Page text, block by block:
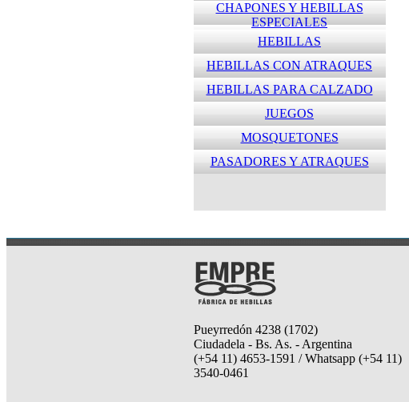
CHAPONES Y HEBILLAS
ESPECIALES
HEBILLAS
HEBILLAS CON ATRAQUES
HEBILLAS PARA CALZADO
JUEGOS
MOSQUETONES
PASADORES Y ATRAQUES
Pueyrredón 4238 (1702)
Ciudadela - Bs. As. - Argentina
(+54 11) 4653-1591 / Whatsapp (+54 11)
3540-0461